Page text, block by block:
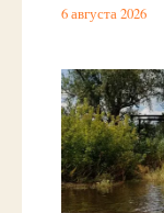
6 августа 2026